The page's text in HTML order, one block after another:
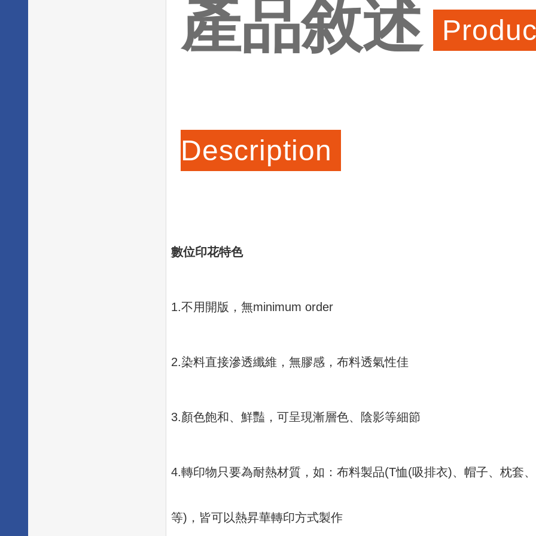
產品敘述
Description
數位印花特色
1.不用開版，無minimum order
2.染料直接滲透纖維，無膠感，布料透氣性佳
3.顏色飽和、鮮豔，可呈現漸層色、陰影等細節
4.轉印物只要為耐熱材質，如：布料製品(T恤(吸排衣)、帽子、枕套
等)，皆可以熱昇華轉印方式製作